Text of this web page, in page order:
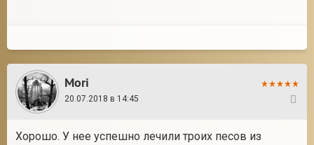
Mori
20.07.2018 в 14:45
Хорошо. У нее успешно лечили троих песов из